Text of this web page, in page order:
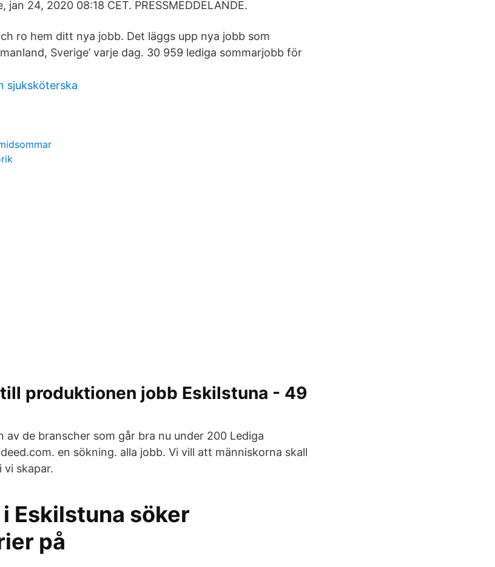
24, 2020 08:18 CET. PRESSMEDDELANDE.
ro hem ditt nya jobb. Det läggs upp nya jobb som
Sverige’ varje dag. 30 959 lediga sommarjobb för
sjuksköterska
produktionen jobb Eskilstuna - 49
av de branscher som går bra nu under 200 Lediga
en sökning. alla jobb. Vi vill att människorna skall
vi skapar.
Eskilstuna söker
på